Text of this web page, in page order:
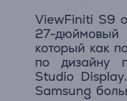
ViewFiniti S9
27-
который как
по дизайну
Studio
Samsung